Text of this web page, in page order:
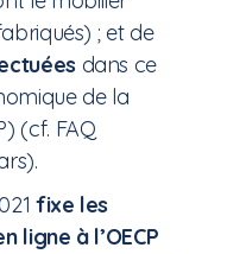
; et de
dans ce
de la
(cf. FAQ
fixe les
ligne à l’OECP